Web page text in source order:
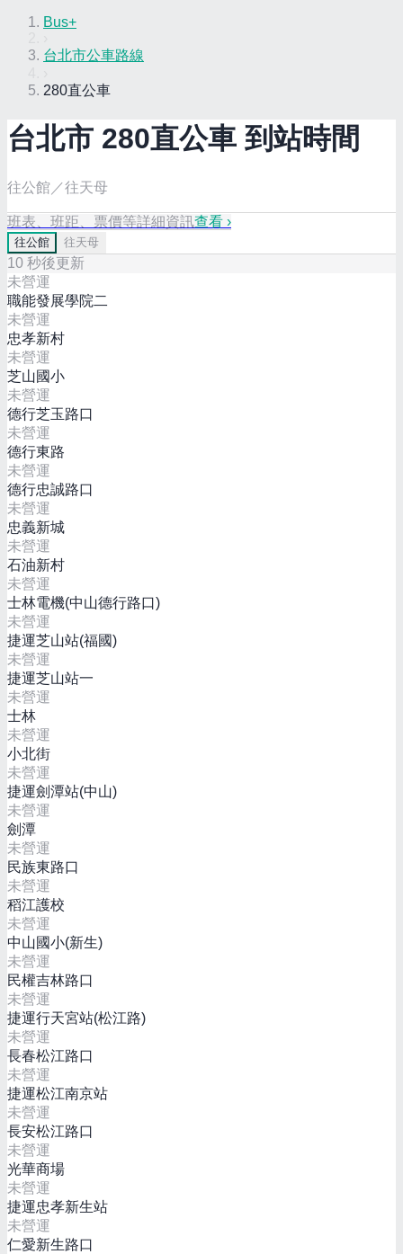
Bus+
台北市公車路線
280直公車
台北市 280直公車 到站時間
往公館／往天母
班表、班距、票價等詳細資訊查看 ›
往公館 往天母
10 秒後更新
未營運
職能發展學院二
未營運
忠孝新村
未營運
芝山國小
未營運
德行芝玉路口
未營運
德行東路
未營運
德行忠誠路口
未營運
忠義新城
未營運
石油新村
未營運
士林電機(中山德行路口)
未營運
捷運芝山站(福國)
未營運
捷運芝山站一
未營運
士林
未營運
小北街
未營運
捷運劍潭站(中山)
未營運
劍潭
未營運
民族東路口
未營運
稻江護校
未營運
中山國小(新生)
未營運
民權吉林路口
未營運
捷運行天宮站(松江路)
未營運
長春松江路口
未營運
捷運松江南京站
未營運
長安松江路口
未營運
光華商場
未營運
捷運忠孝新生站
未營運
仁愛新生路口